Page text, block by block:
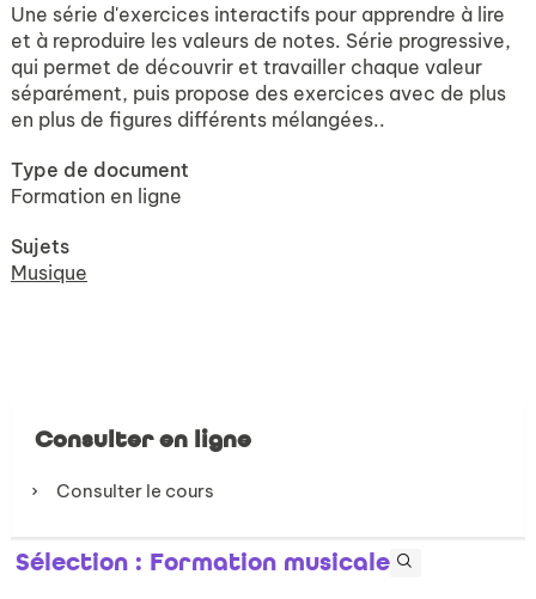
Une série d'exercices interactifs pour apprendre à lire
et à reproduire les valeurs de notes. Série progressive,
qui permet de découvrir et travailler chaque valeur
séparément, puis propose des exercices avec de plus
en plus de figures différents mélangées..
Type de document
Formation en ligne
Sujets
Musique
Consulter en ligne
Consulter le cours
Sélection : Formation musicale